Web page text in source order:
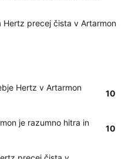
Hertz precej čista v Artarmon
Hertz v Artarmon
10
je razumno hitra in
10